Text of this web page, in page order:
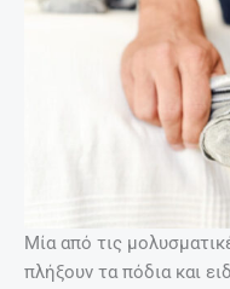
Μία από τις
πλήξουν τα πόδια και